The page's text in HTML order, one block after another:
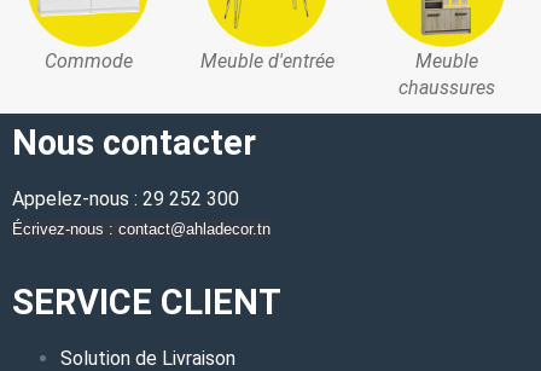
Commode Meuble d'entrée
Meuble
chaussures
Nous contacter
Appelez-nous : 29 252 300
Écrivez-nous : contact@ahladecor.tn
SERVICE CLIENT
Solution de Livraison